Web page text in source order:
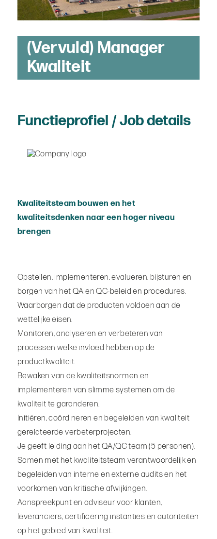
(Vervuld) Manager
Kwaliteit
Functieprofiel / Job details
Kwaliteitsteam bouwen en het
kwaliteitsdenken naar een hoger niveau
brengen
Opstellen, implementeren, evalueren, bijsturen en
borgen van het QA en QC-beleid en procedures.
Waarborgen dat de producten voldoen aan de
wettelijke eisen.
Monitoren, analyseren en verbeteren van
processen welke invloed hebben op de
productkwaliteit.
Bewaken van de kwaliteitsnormen en
implementeren van slimme systemen om de
kwaliteit te garanderen.
Initiëren, coördineren en begeleiden van kwaliteit
gerelateerde verbeterprojecten.
Je geeft leiding aan het QA/QC team (5 personen).
Samen met het kwaliteitsteam verantwoordelijk en
begeleiden van interne en externe audits en het
voorkomen van kritische afwijkingen.
Aanspreekpunt en adviseur voor klanten,
leveranciers, certificering instanties en autoriteiten
op het gebied van kwaliteit.